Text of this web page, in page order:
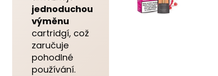
jednoduchou
výměnu
cartridgí, což
zaručuje
pohodlné
používání.